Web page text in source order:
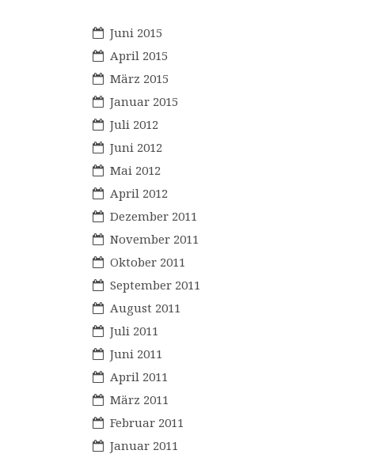
Juni 2015
April 2015
März 2015
Januar 2015
Juli 2012
Juni 2012
Mai 2012
April 2012
Dezember 2011
November 2011
Oktober 2011
September 2011
August 2011
Juli 2011
Juni 2011
April 2011
März 2011
Februar 2011
Januar 2011